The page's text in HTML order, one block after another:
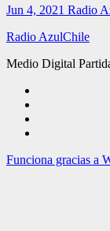
Jun 4, 2021 Radio
Radio AzulChile
Medio Digital
Funciona gracias a